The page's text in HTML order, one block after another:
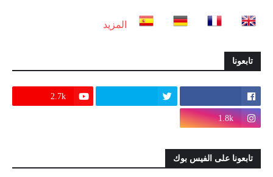
المزيد
تابعونا
2.7k
1.8k
تابعونا على الفيس بوك